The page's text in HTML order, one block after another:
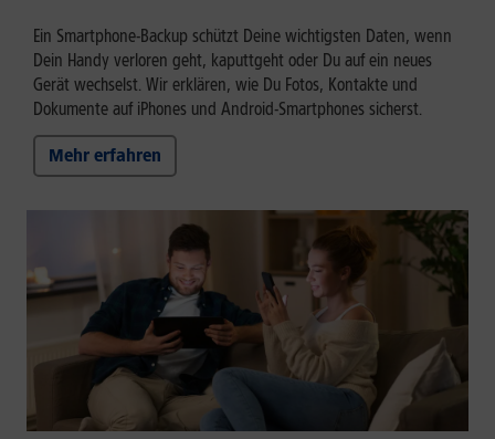
Ein Smartphone-Backup schützt Deine wichtigsten Daten, wenn
Dein Handy verloren geht, kaputtgeht oder Du auf ein neues
Gerät wechselst. Wir erklären, wie Du Fotos, Kontakte und
Dokumente auf iPhones und Android-Smartphones sicherst.
Mehr erfahren